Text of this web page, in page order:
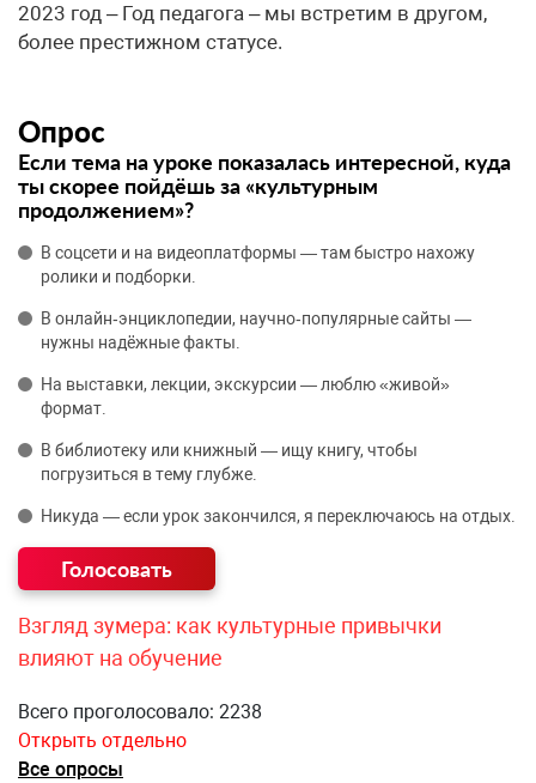
2023 год – Год педагога – мы встретим в другом,
более престижном статусе.
Опрос
Если тема на уроке показалась интересной, куда
ты скорее пойдёшь за «культурным
продолжением»?
В соцсети и на видеоплатформы — там быстро нахожу
ролики и подборки.
В онлайн‑энциклопедии, научно‑популярные сайты —
нужны надёжные факты.
На выставки, лекции, экскурсии — люблю «живой»
формат.
В библиотеку или книжный — ищу книгу, чтобы
погрузиться в тему глубже.
Никуда — если урок закончился, я переключаюсь на отдых.
Взгляд зумера: как культурные привычки
влияют на обучение
Всего проголосовало: 2238
Открыть отдельно
Все опросы